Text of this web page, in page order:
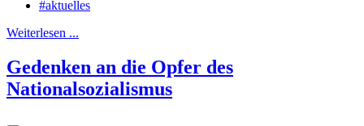
#aktuelles
Weiterlesen ...
Gedenken an die Opfer des
Nationalsozialismus